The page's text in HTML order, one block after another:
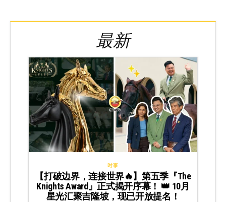
最新
时事
【打破边界，连接世界🔥】第五季『The
Knights Award』正式揭开序幕！ 👑 10月
星光汇聚吉隆坡，现已开放提名！